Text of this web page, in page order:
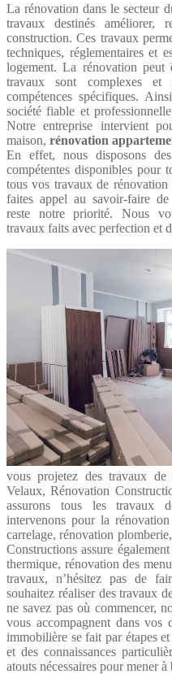
La rénovation dans le secteur
travaux destinés améliorer,
construction. Ces travaux
techniques, réglementaires et
logement. La rénovation peut
travaux sont complexes et
compétences spécifiques.
société fiable et
Notre entreprise intervient
maison, rénovation
En effet, nous disposons
compétentes disponibles pour
tous vos travaux de
faites appel au savoir-faire
reste notre priorité. Nous
travaux faits avec perfection et
vous projetez des travaux
Velaux, Rénovation
assurons tous les travaux
intervenons pour la
carrelage, rénovation
Constructions assure
thermique, rénovation des
travaux, n’hésitez pas de
souhaitez réaliser des travaux
ne savez pas où commencer,
vous accompagnent dans vos
immobilière se fait par étapes
et des connaissances
atouts nécessaires pour mener